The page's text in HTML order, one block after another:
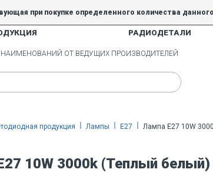
при покупке определенного количества данного
и 10% не действуют. РАДИОДЕТАЛИ
НАИМЕНОВАНИЙ ОТ ВЕДУЩИХ ПРОИЗВОДИТЕЛЕЙ
продукция Лампы E27 Лампа E27 10W
10W 3000k (Теплый